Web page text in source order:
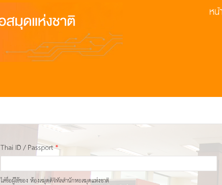
Thai ID / Passport*
ใส่ชื่อผู้ใช้ของ ห้องสมุดดิจิทัลสำนักหอสมุดแห่งชาติ